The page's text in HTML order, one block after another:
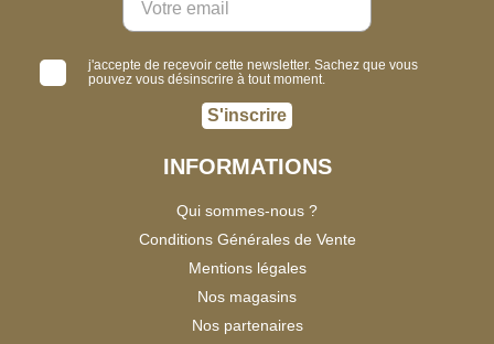
j'accepte de recevoir cette newsletter. Sachez que vous
pouvez vous désinscrire à tout moment.
S'inscrire
INFORMATIONS
Qui sommes-nous ?
Conditions Générales de Vente
Mentions légales
Nos magasins
Nos partenaires